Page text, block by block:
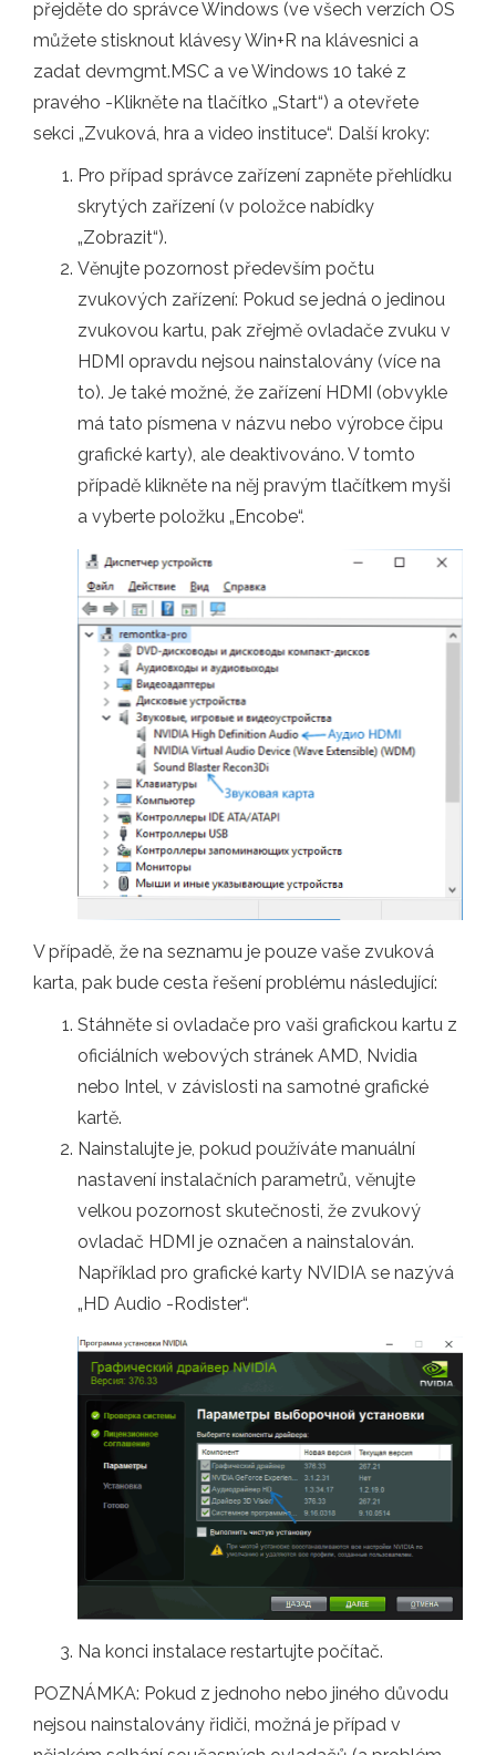
přejděte do správce Windows (ve všech verzích OS
můžete stisknout klávesy Win+R na klávesnici a
zadat devmgmt.MSC a ve Windows 10 také z
pravého -Klikněte na tlačítko „Start“) a otevřete
sekci „Zvuková, hra a video instituce“. Další kroky:
Pro případ správce zařízení zapněte přehlídku
skrytých zařízení (v položce nabídky
„Zobrazit“).
Věnujte pozornost především počtu
zvukových zařízení: Pokud se jedná o jedinou
zvukovou kartu, pak zřejmě ovladače zvuku v
HDMI opravdu nejsou nainstalovány (více na
to). Je také možné, že zařízení HDMI (obvykle
má tato písmena v názvu nebo výrobce čipu
grafické karty), ale deaktivováno. V tomto
případě klikněte na něj pravým tlačítkem myši
a vyberte položku „Encobe“.
V případě, že na seznamu je pouze vaše zvuková
karta, pak bude cesta řešení problému následující:
Stáhněte si ovladače pro vaši grafickou kartu z
oficiálních webových stránek AMD, Nvidia
nebo Intel, v závislosti na samotné grafické
kartě.
Nainstalujte je, pokud používáte manuální
nastavení instalačních parametrů, věnujte
velkou pozornost skutečnosti, že zvukový
ovladač HDMI je označen a nainstalován.
Například pro grafické karty NVIDIA se nazývá
„HD Audio -Rodister“.
Na konci instalace restartujte počítač.
POZNÁMKA: Pokud z jednoho nebo jiného důvodu
nejsou nainstalovány řidiči, možná je případ v